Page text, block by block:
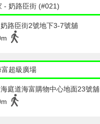
- 奶路臣街 (#021)
路臣街2號地下3-7號舖
超級廣場
庭道海富購物中心地面23號舖